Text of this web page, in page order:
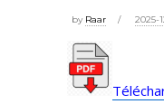
by Raar 2025-